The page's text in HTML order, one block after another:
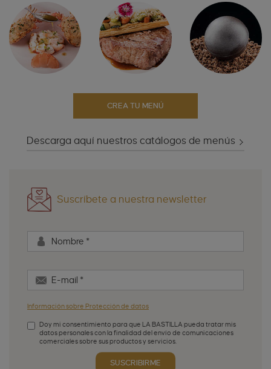
CREA TU MENÚ
Descarga aquí nuestros catálogos de menús
Suscríbete a nuestra newsletter
Nombre *
E-mail *
Información sobre Protección de datos
Doy mi consentimiento para que LA BASTILLA pueda tratar mis
datos personales con la finalidad del envío de comunicaciones
comerciales sobre sus productos y servicios.
Aceptación de condiciones
SUSCRIBIRME